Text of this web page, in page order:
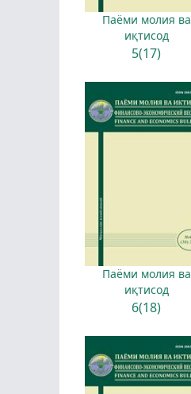
Паёми молия ва
иқтисод
5(17)
Паёми молия ва
иқтисод
6(18)